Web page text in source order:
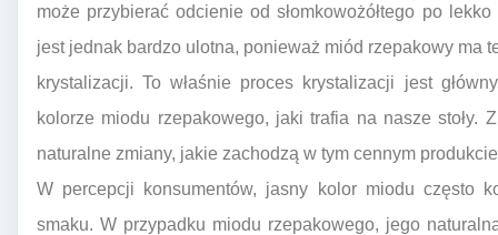
może przybierać odcienie od słomkowożółtego po
jest jednak bardzo ulotna, ponieważ miód rzepakowy ma
krystalizacji. To właśnie proces krystalizacji jest
kolorze miodu rzepakowego, jaki trafia na nasze stoły.
naturalne zmiany, jakie zachodzą w tym cennym
W percepcji konsumentów, jasny kolor miodu często
smaku. W przypadku miodu rzepakowego, jego